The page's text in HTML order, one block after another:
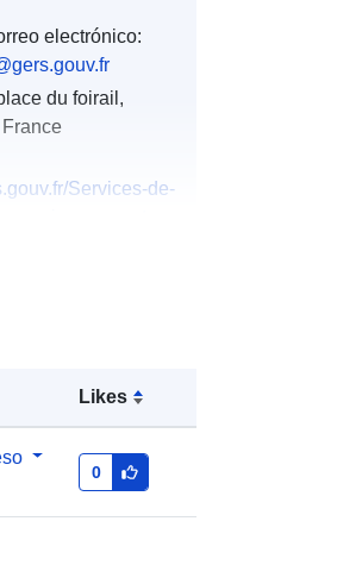
Likes
0
electrónico:
du foirail,
Services-de-
fr-